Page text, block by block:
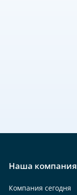
Наша компания
Компания сегодня